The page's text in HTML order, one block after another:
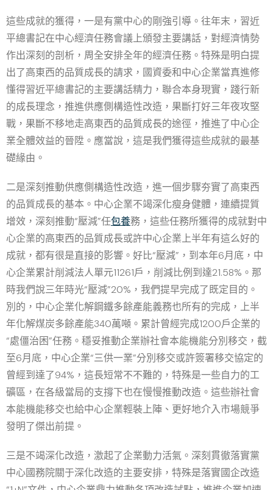
這些成就的獲得，一是有黨中心的剛強引導。往年末，習近
平總書記在中心經濟任務會議上頒發主要講話，對經濟情勢
作出深刻的剖析，周全安排全年的經濟任務。特殊是明白提
出了高東西的品質成長的請求，國資委和中心企業當真進修
懂得習近平總書記的主要講話精力，聯合本身現實，踐行新
的成長理念，推進供應側構造性改造，果斷打好三年夜攻堅
戰，果斷不移地走高東西的品質成長的途徑，推進了中心企
業全體效益的晉陞。應當說，這是我們獲得這些成就的最基
礎緣由。
二是深刻推動供應側構造性改造，進一個步驟夯實了高東西
的品質成長的基本。中心企業不竭深化瘦身健體，連續提質
增效，深刻推動“壓減”任包養務，這些任務所獲得的成就對中
心企業的高東西的品質成長或許中心企業上半年有這么好的
成就，都有很是直接的影響。好比“壓減”，到本年6月底，中
心企業累計削減法人單元11261戶，削減比例到達21.58%。那
時我們說三年時光“壓減”20%，我們提早完成了既定目的。
別的，中心企業化解鋼鐵多餘產能義務也所有的完成，上半
年化解煤炭多餘產能340萬噸。累計曾經完成1200戶企業的
“處僵治困”任務。穩妥推動企業辦社會本能機能分別移交，截
至6月底，中心企業“三供一業”分別移交或許簽署移交協定的
曾經到達了94%，這長短常不不難的，特殊是一些自力的工
礦區，在各級當局的支撐下也在慢慢推動改造。這些辦社會
本能機能移交也給中心企業輕裝上陣、更好地介入市場競爭
發明了傑出前提。
三是不竭深化改造，激起了企業動力活氣。深刻貫徹落實黨
中心國務院關于深化改造的主要安排，特殊是落實國企改造